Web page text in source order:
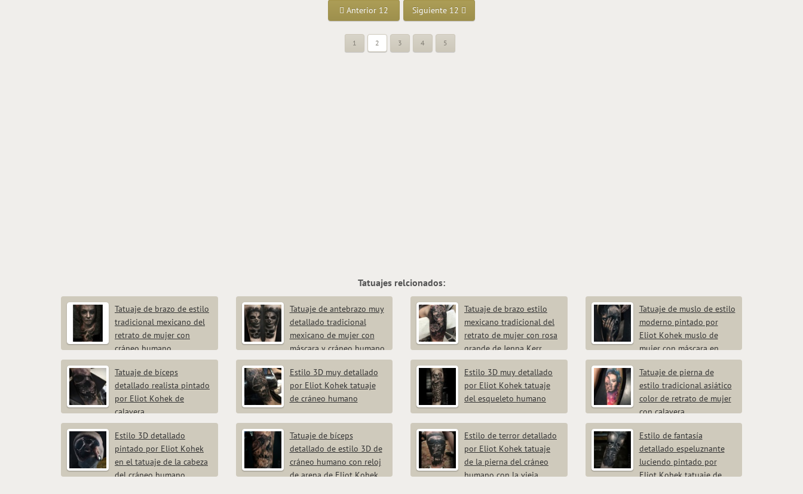
Anterior 12 Siguiente 12
1 2 3 4 5
Tatuajes relcionados:
Tatuaje de brazo de estilo
tradicional mexicano del
retrato de mujer con
cráneo humano
Tatuaje de antebrazo muy
detallado tradicional
mexicano de mujer con
máscara y cráneo humano
Tatuaje de brazo estilo
mexicano tradicional del
retrato de mujer con rosa
grande de Jenna Kerr
Tatuaje de muslo de estilo
moderno pintado por
Eliot Kohek muslo de
mujer con máscara en
forma de calavera
Tatuaje de bíceps
detallado realista pintado
por Eliot Kohek de
calavera
Estilo 3D muy detallado
por Eliot Kohek tatuaje
de cráneo humano
Estilo 3D muy detallado
por Eliot Kohek tatuaje
del esqueleto humano
Tatuaje de pierna de
estilo tradicional asiático
color de retrato de mujer
con calavera
Estilo 3D detallado
pintado por Eliot Kohek
en el tatuaje de la cabeza
del cráneo humano
Tatuaje de bíceps
detallado de estilo 3D de
cráneo humano con reloj
de arena de Eliot Kohek
Estilo de terror detallado
por Eliot Kohek tatuaje
de la pierna del cráneo
humano con la vieja
Estilo de fantasía
detallado espeluznante
luciendo pintado por
Eliot Kohek tatuaje de